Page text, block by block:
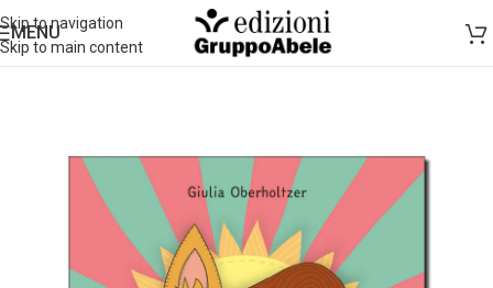
Skip to navigation
Skip to main content
MENU